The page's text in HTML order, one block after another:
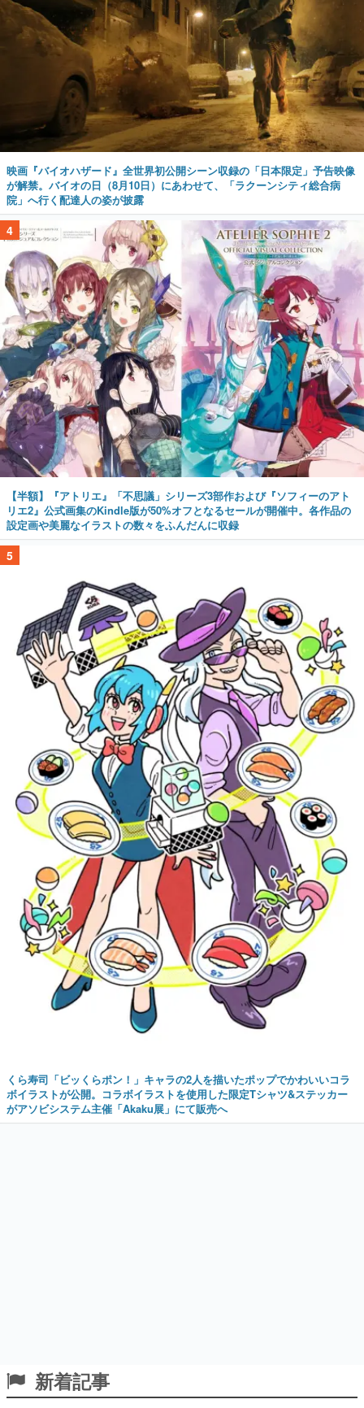
映画『バイオハザード』全世界初公開シーン収録の「日本限定」予告映像
が解禁。バイオの日（8月10日）にあわせて、「ラクーンシティ総合病
院」へ行く配達人の姿が披露
4
【半額】『アトリエ』「不思議」シリーズ3部作および『ソフィーのアト
リエ2』公式画集のKindle版が50%オフとなるセールが開催中。各作品の
設定画や美麗なイラストの数々をふんだんに収録
5
くら寿司「ビッくらポン！」キャラの2人を描いたポップでかわいいコラ
ボイラストが公開。コラボイラストを使用した限定Tシャツ&ステッカー
がアソビシステム主催「Akaku展」にて販売へ
新着記事